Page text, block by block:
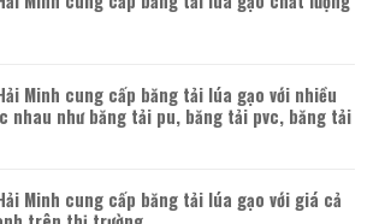
Minh cung cấp băng tải lúa gạo với nhiều
nhau như băng tải pu, băng tải pvc, băng tải
Minh cung cấp băng tải lúa gạo với giá cả